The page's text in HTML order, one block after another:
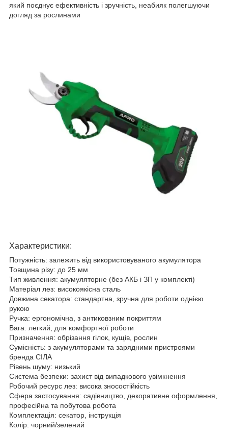
який поєднує ефективність і зручність, неабияк полегшуючи
догляд за рослинами
Характеристики:
Потужність: залежить від використовуваного акумулятора
Товщина різу: до 25 мм
Тип живлення: акумуляторне (без АКБ і ЗП у комплекті)
Матеріал лез: високоякісна сталь
Довжина секатора: стандартна, зручна для роботи однією
рукою
Ручка: ергономічна, з антиковзним покриттям
Вага: легкий, для комфортної роботи
Призначення: обрізання гілок, кущів, рослин
Сумісність: з акумуляторами та зарядними пристроями
бренда СІЛА
Рівень шуму: низький
Система безпеки: захист від випадкового увімкнення
Робочий ресурс лез: висока зносостійкість
Сфера застосування: садівництво, декоративне оформлення,
професійна та побутова робота
Комплектація: секатор, інструкція
Колір: чорний/зелений